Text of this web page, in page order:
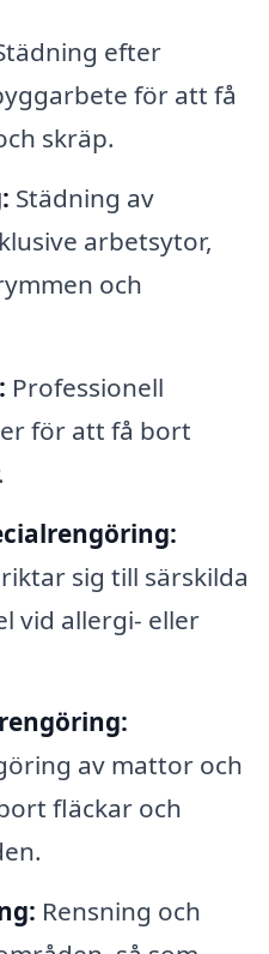
efter
för att få
skräp.
Städning av
arbetsytor,
och
Professionell
för att få bort
sig till särskilda
vid allergi- eller
av mattor och
fläckar och
Rensning och